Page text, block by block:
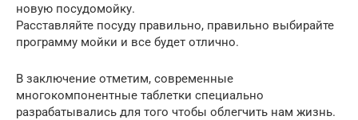
новую посудомойку.
Расставляйте посуду правильно, правильно выбирайте
программу мойки и все будет отлично.
В заключение отметим, современные
многокомпонентные таблетки специально
разрабатывались для того чтобы облегчить нам жизнь.